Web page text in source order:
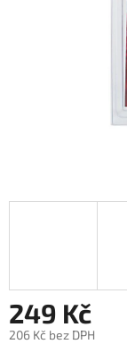
249 Kč
206 Kč bez DPH